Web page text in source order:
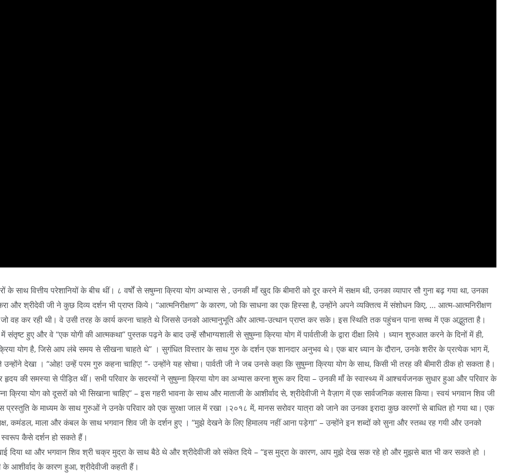
के साथ वित्तीय परेशानियों के बीच थीं। ८ वर्षों से सषुम्ना क्रिया योग अभ्यास से , उनकी माँ खुद कि बीमारी को दूर करने में सक्षम थी, उनका व्यापार सौ गुना बढ़ गया था, उनका
श्रीदेवी जी ने कुछ दिव्य दर्शन भी प्राप्त किये। “आत्मनिरीक्षण” के कारण, जो कि साधना का एक हिस्सा है, उन्होंने अपने व्यक्तित्व में संशोधन किए, … आत्म-आत्मनिरीक्षण
वह कर रही थी। वे उसी तरह के कार्य करना चाहते थे जिससे उनको आत्मानुभूति और आत्मा-उत्थान प्राप्त कर सके। इस स्थिति तक पहुंचन पाना सच्च में एक अद्भुतता है।
हुए और वे “एक योगी की आत्मकथा” पुस्तक पढ़ने के बाद उन्हें सौभाग्यशाली से सुषुम्ना क्रिया योग में पार्वतीजी के द्वारा दीक्षा लिये । ध्यान शुरुआत करने के दिनों में ही,
योग है, जिसे आप लंबे समय से सीखना चाहते थे” । सुगंधित विस्तार के साथ गुरु के दर्शन एक शानदार अनुभव थे। एक बार ध्यान के दौरान, उनके शरीर के प्रत्येक भाग में,
देखा । “ओह! उन्हें परम गुरु कहना चाहिए! ”- उन्होंने यह सोचा। पार्वती जी ने जब उनसे कहा कि सुषुम्ना क्रिया योग के साथ, किसी भी तरह की बीमारी ठीक हो सकता है।
हृदय की समस्या से पीड़ित थीं। सभी परिवार के सदस्यों ने सुषुम्ना क्रिया योग का अभ्यास करना शुरू कर दिया – उनकी माँ के स्वास्थ्य में आश्चर्यजनक सुधार हुआ और परिवार के
योग को दूसरों को भी सिखाना चाहिए” – इस गहरी भावना के साथ और माताजी के आशीर्वाद से, श्रीदेवीजी ने वैज़ाग में एक सार्वजनिक क्लास किया। स्वयं भगवान शिव जी
प्रस्तुति के माध्यम के साथ गुरुओं ने उनके परिवार को एक सुरक्षा जाल में रखा ।२०१८ में, मानस सरोवर यात्रा को जाने का उनका इरादा कुछ कारणों से बाधित हो गया था। एक
कमंडल, माला और कंबल के साथ भगवान शिव जी के दर्शन हुए । “मुझे देखने के लिए हिमालय नहीं आना पड़ेगा” – उन्होंने इन शब्दों को सुना और स्तब्ध रह गयी और उनको
स्वरूप कैसे दर्शन हो सकते हैं।
दिया था और भगवान शिव श्री चक्र मुद्रा के साथ बैठे थे और श्रीदेवीजी को संकेत दिये – “इस मुद्रा के कारण, आप मुझे देख सक रहे हो और मुझसे बात भी कर सकते हो ।
के आशीर्वाद के कारण हुआ, श्रीदेवीजी कहती हैं।